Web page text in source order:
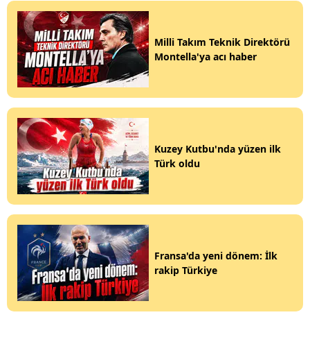
Milli Takım Teknik Direktörü
Montella'ya acı haber
Kuzey Kutbu'nda yüzen ilk
Türk oldu
Fransa'da yeni dönem: İlk
rakip Türkiye